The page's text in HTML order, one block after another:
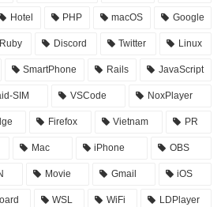
Hotel PHP macOS Google
Ruby Discord Twitter Linux
SmartPhone Rails JavaScript
SIM VSCode NoxPlayer
Firefox Vietnam PR
Mac iPhone OBS
Movie Gmail iOS
WSL WiFi LDPlayer